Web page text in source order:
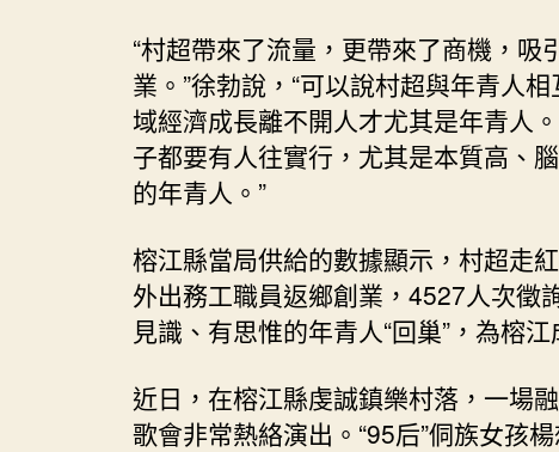
“村超帶來了流量，更帶來了商機，吸
業。”徐勃說，“可以說村超與年青人
域經濟成長離不開人才尤其是年青人
子都要有人往實行，尤其是本質高、
的年青人。”
榕江縣當局供給的數據顯示，村超走
外出務工職員返鄉創業，4527人次徵
見識、有思惟的年青人“回巢”，為榕
近日，在榕江縣虔誠鎮樂村落，一場
歌會非常熱絡演出。“95后”侗族女孩